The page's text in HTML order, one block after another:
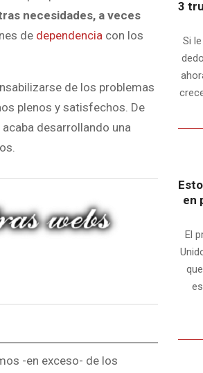
necesidades, a veces
de dependencia con los
de los problemas
plenos y satisfechos. De
desarrollando una
-en exceso- de los
3
Si
en
El